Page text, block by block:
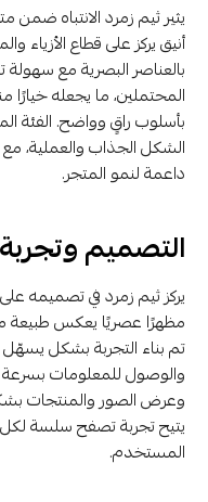
يثير ثيم زمرد الانتباه
أنيق يركز على قطاع الأزياء
بالعناصر البصرية مع سهولة
المحتملين، ما يجعله خيارًا
بأسلوب راقٍ وواضح. الفئة
الشكل الجذاب والعملية،
داعمة لنمو المتجر.
التصميم
يركز ثيم زمرد في تصميمه
مظهرًا عصريًا يعكس طبيعة
تم بناء التجربة بشكل
والوصول للمعلومات
وعرض الصور والمنتجات
يتيح تجربة تصفح سلسة لكل
المستخدم.